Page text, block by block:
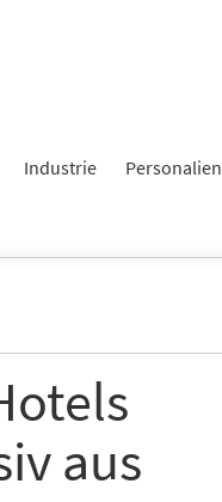
Industrie Personalien
aus